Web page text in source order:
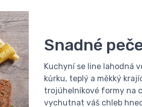
Snadné
Kuchyní se line lahodná
kůrku, teplý a měkký
trojúhelníkové formy na
vychutnat váš chleb